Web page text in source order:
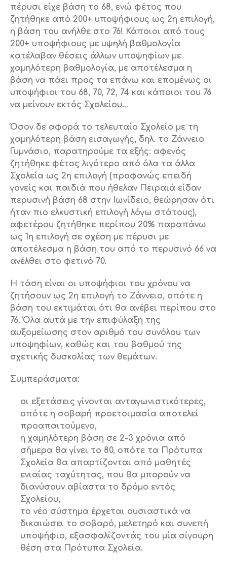
πέρυσι είχε βάση το 68, ενώ φέτος που
ζητήθηκε από 200+ υποψήφιους ως 2η επιλογή,
η βάση του ανήλθε στο 76! Κάποιοι από τους
200+ υποψήφιους με υψηλή βαθμολογία
κατέλαβαν θέσεις άλλων υποψηφίων με
χαμηλότερη βαθμολογία, με αποτέλεσμα η
βάση να πάει προς τα επάνω και επομένως οι
υποψήφιοι του 68, 70, 72, 74 και κάποιοι του 76
να μείνουν εκτός Σχολείου…
Όσον δε αφορά το τελευταίο Σχολείο με τη
χαμηλότερη βάση εισαγωγής, δηλ. το Ζάννειο
Γυμνάσιο, παρατηρούμε τα εξής: αφενός
ζητήθηκε φέτος λιγότερο από όλα τα άλλα
Σχολεία ως 2η επιλογή (προφανώς επειδή
γονείς και παιδιά που ήθελαν Πειραιά είδαν
περυσινή βάση 68 στην Ιωνίδειο, θεώρησαν ότι
ήταν πιο ελκυστική επιλογή λόγω στάτους),
αφετέρου ζητήθηκε περίπου 20% παραπάνω
ως 1η επιλογή σε σχέση με πέρυσι με
αποτέλεσμα η βάση του από το περυσινό 66 να
ανέλθει στο φετινό 70.
Η τάση είναι οι υποψήφιοι του χρόνου να
ζητήσουν ως 2η επιλογή το Ζάννειο, οπότε η
βάση του εκτιμάται ότι θα ανέβει περίπου στο
76. Όλα αυτά με την επιφύλαξη της
αυξομείωσης στον αριθμό του συνόλου των
υποψηφίων, καθώς και του βαθμού της
σχετικής δυσκολίας των θεμάτων.
Συμπεράσματα:
οι εξετάσεις γίνονται ανταγωνιστικότερες,
οπότε η σοβαρή προετοιμασία αποτελεί
προαπαιτούμενο,
η χαμηλότερη βάση σε 2-3 χρόνια από
σήμερα θα γίνει το 80, οπότε τα Πρότυπα
Σχολεία θα απαρτίζονται από μαθητές
ενιαίας ταχύτητας, που θα μπορούν να
διανύσουν αβίαστα το δρόμο εντός
Σχολείου,
το νέο σύστημα έρχεται ουσιαστικά να
δικαιώσει το σοβαρό, μελετηρό και συνεπή
υποψήφιο, εξασφαλίζοντάς του μία σίγουρη
θέση στα Πρότυπα Σχολεία.